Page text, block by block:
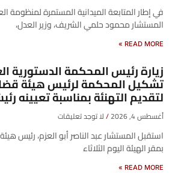
في إطار المتابعة الميدانية المستمرة لمنظومة
المستشار محمود حلمي الشريف، وزير العدل،
READ MORE »
زيارة رئيس المحكمة الدستورية
تشكيل المحكمة لرئيس هيئة
لتقديم التهنئة بمناسبة تعيينه
أغسطس 4, 2026 لا توجد تعليقات
​استقبل المستشار عبد الناصر أبو العزم، رئيس
بمقر الهيئة اليوم الثلاثاء
READ MORE »